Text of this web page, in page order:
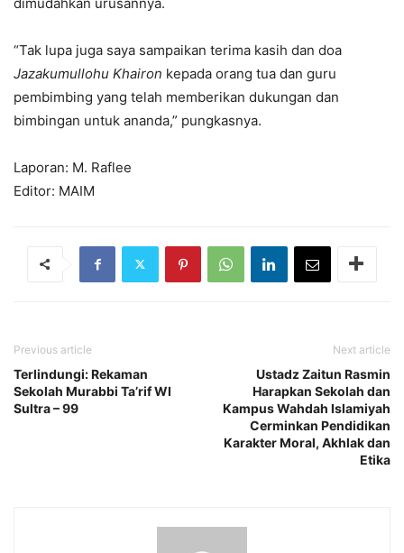
“Tak lupa juga saya sampaikan terima kasih dan doa
Jazakumullohu Khairon kepada orang tua dan guru
pembimbing yang telah memberikan dukungan dan
bimbingan untuk ananda,” pungkasnya.
Laporan: M. Raflee
Editor: MAIM
Previous article
Terlindungi: Rekaman
Sekolah Murabbi Ta’rif WI
Sultra – 99
Next article
Ustadz Zaitun Rasmin
Harapkan Sekolah dan
Kampus Wahdah Islamiyah
Cerminkan Pendidikan
Karakter Moral, Akhlak dan
Etika